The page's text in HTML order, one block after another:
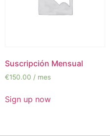
Suscripción Mensual
€150.00 / mes
Sign up now